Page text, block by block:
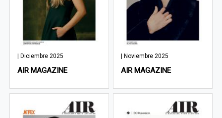
| Diciembre 2025
AIR MAGAZINE
| Noviembre 2025
AIR MAGAZINE